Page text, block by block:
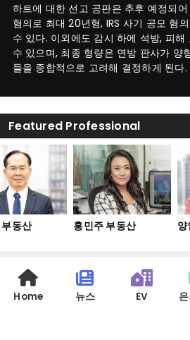
하트에 대한 선고 공판은 추후 예정되
혐의로 최대 20년형, IRS 사기 공모 혐
수 있다. 이외에도 감시 하에 석방, 피해
수 있으며, 최종 형량은 연방 판사가 양
들을 종합적으로 고려해 결정하게 된다.
Featured Professional
동산 홍민주 부동산 양
Home 뉴스 EV